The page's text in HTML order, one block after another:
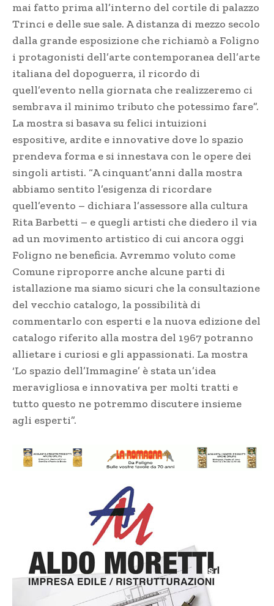
mai fatto prima all’interno del cortile di palazzo
Trinci e delle sue sale. A distanza di mezzo secolo
dalla grande esposizione che richiamò a Foligno
i protagonisti dell’arte contemporanea dell’arte
italiana del dopoguerra, il ricordo di
quell’evento nella giornata che realizzeremo ci
sembrava il minimo tributo che potessimo fare”.
La mostra si basava su felici intuizioni
espositive, ardite e innovative dove lo spazio
prendeva forma e si innestava con le opere dei
singoli artisti. “A cinquant’anni dalla mostra
abbiamo sentito l’esigenza di ricordare
quell’evento – dichiara l’assessore alla cultura
Rita Barbetti – e quegli artisti che diedero il via
ad un movimento artistico di cui ancora oggi
Foligno ne beneficia. Avremmo voluto come
Comune riproporre anche alcune parti di
istallazione ma siamo sicuri che la consultazione
del vecchio catalogo, la possibilità di
commentarlo con esperti e la nuova edizione del
catalogo riferito alla mostra del 1967 potranno
allietare i curiosi e gli appassionati. La mostra
‘Lo spazio dell’Immagine’ è stata un’idea
meravigliosa e innovativa per molti tratti e
tutto questo ne potremmo discutere insieme
agli esperti”.